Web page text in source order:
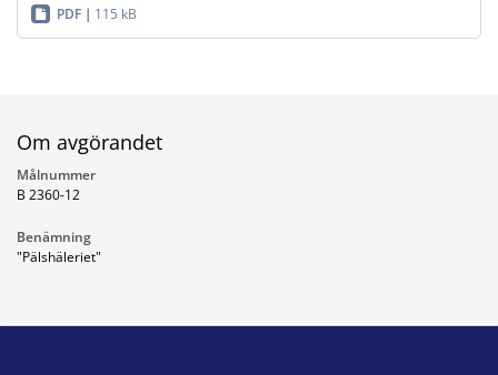
PDF 115 kB
Om avgörandet
Målnummer
B 2360-12
Benämning
"Pälshäleriet"